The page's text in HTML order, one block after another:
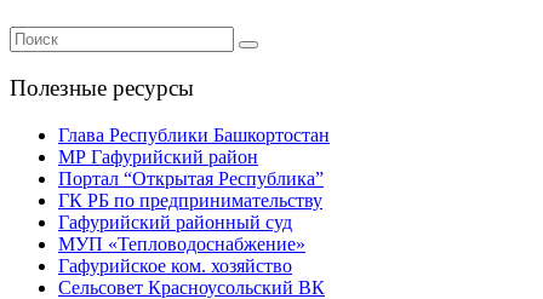
Полезные ресурсы
Глава Республики Башкортостан
МР Гафурийский район
Портал “Открытая Республика”
ГК РБ по предпринимательству
Гафурийский районный суд
МУП «Тепловодоснабжение»
Гафурийское ком. хозяйство
Сельсовет Красноусольский ВК